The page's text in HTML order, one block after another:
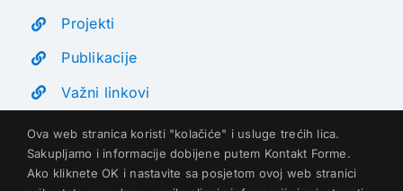
Projekti
Publikacije
Važni linkovi
Ova web stranica koristi "kolačiće" i usluge trećih lica.
Sakupljamo i informacije dobijene putem Kontakt Forme.
Ako kliknete OK i nastavite sa posjetom ovoj web stranici